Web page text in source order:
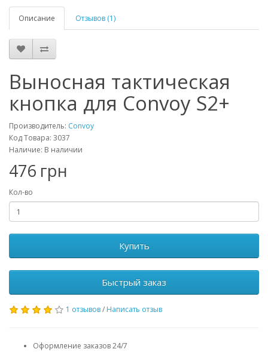
Описание Отзывов (1)
Выносная тактическая
кнопка для Convoy S2+
Производитель: Convoy
Код Товара: 3037
Наличие: В наличии
476 грн
Кол-во
Купить
Быстрый заказ
1 отзывов/ Написать отзыв
Оформление заказов 24/7